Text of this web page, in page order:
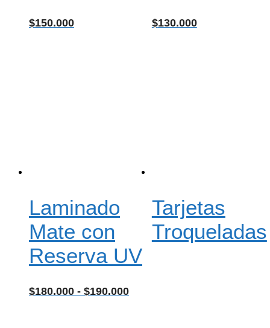
$150.000 $130.000
Laminado
Mate con
Reserva UV
$180.000 - $190.000Rango
Tarjetas
Troqueladas